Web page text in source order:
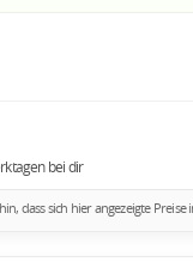
bei dir
dass sich hier angezeigte